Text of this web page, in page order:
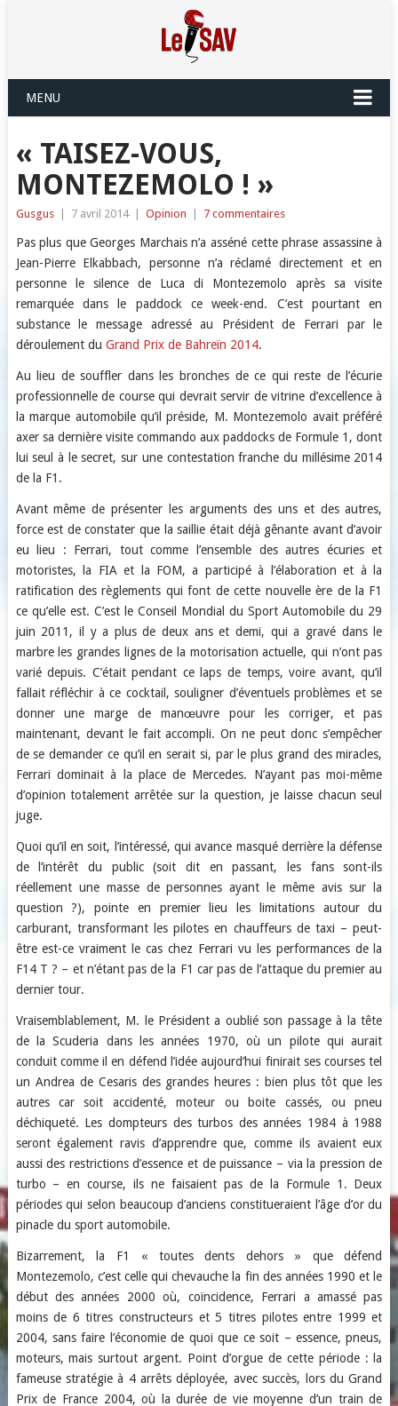
MENU
« TAISEZ-VOUS,
MONTEZEMOLO ! »
Gusgus 7 avril 2014 Opinion 7 commentaires
Pas plus que Georges Marchais n’a asséné cette phrase assassine à
Jean-Pierre Elkabbach, personne n’a réclamé directement et en
personne le silence de Luca di Montezemolo après sa visite
remarquée dans le paddock ce week-end. C’est pourtant en
substance le message adressé au Président de Ferrari par le
déroulement du Grand Prix de Bahreïn 2014.
Au lieu de souffler dans les bronches de ce qui reste de l’écurie
professionnelle de course qui devrait servir de vitrine d’excellence à
la marque automobile qu’il préside, M. Montezemolo avait préféré
axer sa dernière visite commando aux paddocks de Formule 1, dont
lui seul à le secret, sur une contestation franche du millésime 2014
de la F1.
Avant même de présenter les arguments des uns et des autres,
force est de constater que la saillie était déjà gênante avant d’avoir
eu lieu : Ferrari, tout comme l’ensemble des autres écuries et
motoristes, la FIA et la FOM, a participé à l’élaboration et à la
ratification des règlements qui font de cette nouvelle ère de la F1
ce qu’elle est. C’est le Conseil Mondial du Sport Automobile du 29
juin 2011, il y a plus de deux ans et demi, qui a gravé dans le
marbre les grandes lignes de la motorisation actuelle, qui n’ont pas
varié depuis. C’était pendant ce laps de temps, voire avant, qu’il
fallait réfléchir à ce cocktail, souligner d’éventuels problèmes et se
donner une marge de manœuvre pour les corriger, et pas
maintenant, devant le fait accompli. On ne peut donc s’empêcher
de se demander ce qu’il en serait si, par le plus grand des miracles,
Ferrari dominait à la place de Mercedes. N’ayant pas moi-même
d’opinion totalement arrêtée sur la question, je laisse chacun seul
juge.
Quoi qu’il en soit, l’intéressé, qui avance masqué derrière la défense
de l’intérêt du public (soit dit en passant, les fans sont-ils
réellement une masse de personnes ayant le même avis sur la
question ?), pointe en premier lieu les limitations autour du
carburant, transformant les pilotes en chauffeurs de taxi – peut-
être est-ce vraiment le cas chez Ferrari vu les performances de la
F14 T ? – et n’étant pas de la F1 car pas de l’attaque du premier au
dernier tour.
Vraisemblablement, M. le Président a oublié son passage à la tête
de la Scuderia dans les années 1970, où un pilote qui aurait
conduit comme il en défend l’idée aujourd’hui finirait ses courses tel
un Andrea de Cesaris des grandes heures : bien plus tôt que les
autres car soit accidenté, moteur ou boite cassés, ou pneu
déchiqueté. Les dompteurs des turbos des années 1984 à 1988
seront également ravis d’apprendre que, comme ils avaient eux
aussi des restrictions d’essence et de puissance – via la pression de
turbo – en course, ils ne faisaient pas de la Formule 1. Deux
périodes qui selon beaucoup d’anciens constitueraient l’âge d’or du
pinacle du sport automobile.
Bizarrement, la F1 « toutes dents dehors » que défend
Montezemolo, c’est celle qui chevauche la fin des années 1990 et le
début des années 2000 où, coïncidence, Ferrari a amassé pas
moins de 6 titres constructeurs et 5 titres pilotes entre 1999 et
2004, sans faire l’économie de quoi que ce soit – essence, pneus,
moteurs, mais surtout argent. Point d’orgue de cette période : la
fameuse stratégie à 4 arrêts déployée, avec succès, lors du Grand
Prix de France 2004, où la durée de vie moyenne d’un train de